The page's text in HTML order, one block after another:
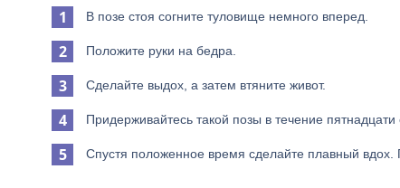
В позе стоя согните туловище немного вперед.
Положите руки на бедра.
Сделайте выдох, а затем втяните живот.
Придерживайтесь такой позы в течение пятнадцати
Спустя положенное время сделайте плавный вдох.